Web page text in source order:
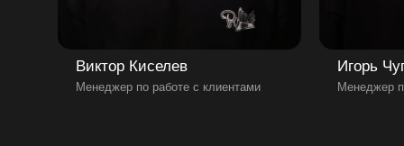
Виктор Киселев
Менеджер по работе с клиентами
Игорь
Менеджер